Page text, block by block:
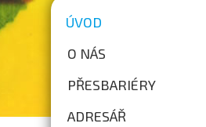
ÚVOD
O NÁS
PŘESBARIÉRY
ADRESÁŘ